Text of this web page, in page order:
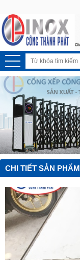
CHI TIẾT SẢN PHẨM